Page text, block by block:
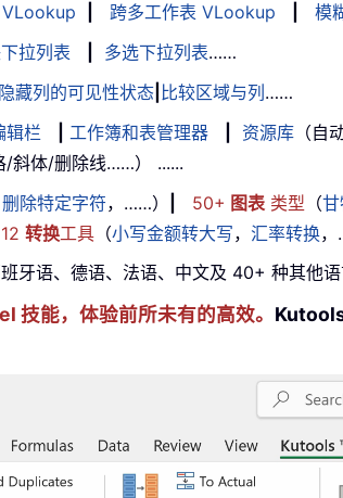
跨多工作表 VLookup 模
拉列表 多选下拉列表……
藏列的可见性状态 比较区域与列 ……
辑栏 工作簿和表管理器 资源库 （自
/斜体/删除线……） ......
删除特定字符，……） 50+ 图表类型 （甘
12 转换工具 （小写金额转大写， 汇率转换，
牙语、德语、法语、中文及 40+ 种其他语
能，体验前所未有的高效。